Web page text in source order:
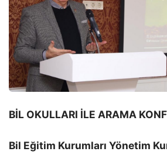
BİL OKULLARI İLE ARAMA
Bil Eğitim Kurumları Yönetim